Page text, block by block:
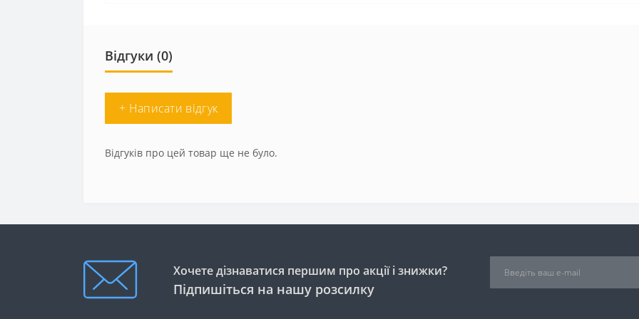
Відгуки (0)
+ Написати відгук
Відгуків про цей товар ще не було.
Хочете дізнаватися першим про акції і знижки?
Підпишіться на нашу розсилку